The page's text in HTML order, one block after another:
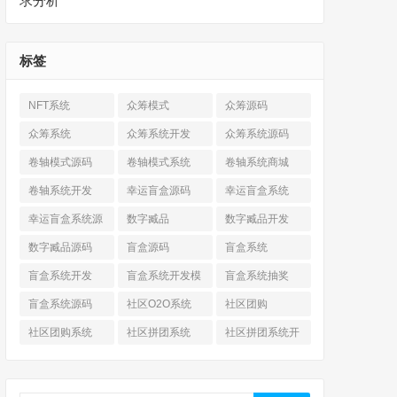
标签
NFT系统 众筹模式 众筹源码
众筹系统 众筹系统开发 众筹系统源码
卷轴模式源码 卷轴模式系统 卷轴系统商城
卷轴系统开发 幸运盲盒源码 幸运盲盒系统
幸运盲盒系统源
码
数字臧品 数字臧品开发
数字臧品源码 盲盒源码 盲盒系统
盲盒系统开发
盲盒系统开发模
式
盲盒系统抽奖
盲盒系统源码 社区O2O系统 社区团购
社区团购系统 社区拼团系统
社区拼团系统开